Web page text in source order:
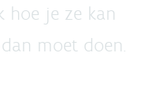
hoe je ze kan
moet doen.